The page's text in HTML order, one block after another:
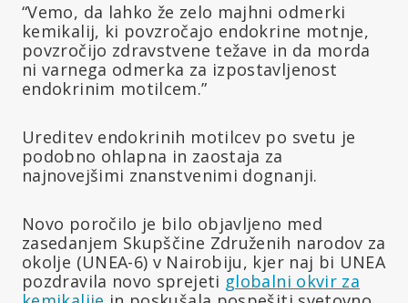
“Vemo, da lahko že zelo majhni odmerki
kemikalij, ki povzročajo endokrine motnje,
povzročijo zdravstvene težave in da morda
ni varnega odmerka za izpostavljenost
endokrinim motilcem.”
Ureditev endokrinih motilcev po svetu je
podobno ohlapna in zaostaja za
najnovejšimi znanstvenimi dognanji.
Novo poročilo je bilo objavljeno med
zasedanjem Skupščine Združenih narodov za
okolje (UNEA-6) v Nairobiju, kjer naj bi UNEA
pozdravila novo sprejeti globalni okvir za